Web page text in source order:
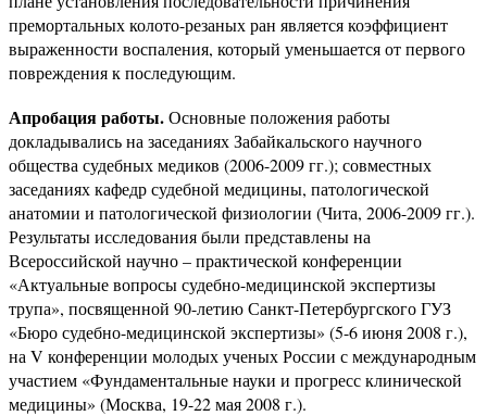
премортальных колото-резаных ран является коэффициент
выраженности воспаления, который уменьшается от первого
повреждения к последующим.
Апробация работы.Основные положения работы
докладывались на заседаниях Забайкальского научного
общества судебных медиков (2006-2009 гг.); совместных
заседаниях кафедр судебной медицины, патологической
анатомии и патологической физиологии (Чита, 2006-2009 гг.).
Результаты исследования были представлены на
Всероссийской научно – практической конференции
«Актуальные вопросы судебно-медицинской экспертизы
трупа», посвященной 90-летию Санкт-Петербургского ГУЗ
«Бюро судебно-медицинской экспертизы» (5-6 июня 2008 г.),
на V конференции молодых ученых России с международным
участием «Фундаментальные науки и прогресс клинической
медицины» (Москва, 19-22 мая 2008 г.).